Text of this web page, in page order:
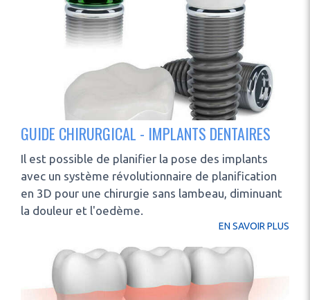
GUIDE CHIRURGICAL - IMPLANTS DENTAIRES
Il est possible de planifier la pose des implants
avec un système révolutionnaire de planification
en 3D pour une chirurgie sans lambeau, diminuant
la douleur et l'oedème.
EN SAVOIR PLUS